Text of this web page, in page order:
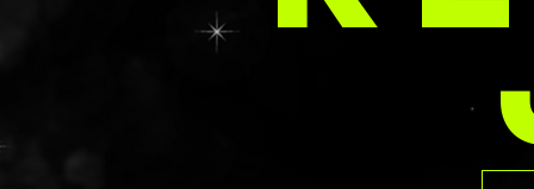
chaque
ＥＸＥＳ & ＨＯＥＳ
• .𝟐/.𝟑/.𝟒/𝟏/𝟐.𝟓 𝐦𝐚𝐭𝐭𝐞
𝘭𝘪𝘬𝘦 𝘢 𝘧𝘶𝘯 𝘧𝘶𝘯 𝘢 𝘭𝘪𝘭 𝘭𝘪𝘭 𝘭𝘪𝘭